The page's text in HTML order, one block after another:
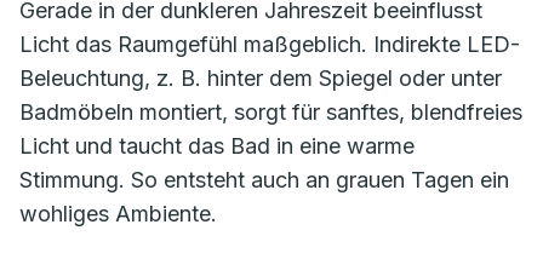
Gerade in der dunkleren Jahreszeit beeinflusst
Licht das Raumgefühl maßgeblich. Indirekte LED-
Beleuchtung, z. B. hinter dem Spiegel oder unter
Badmöbeln montiert, sorgt für sanftes, blendfreies
Licht und taucht das Bad in eine warme
Stimmung. So entsteht auch an grauen Tagen ein
wohliges Ambiente.